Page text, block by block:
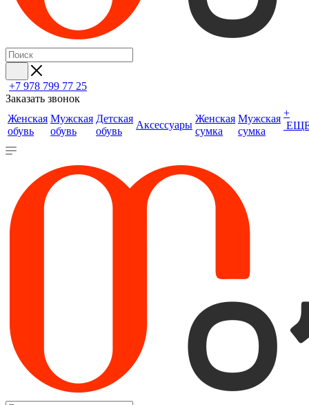
+7 978 799 77 25
Заказать звонок
Женская
обувь
Мужская
обувь
Детская
обувь
Аксессуары
Женская
сумка
Мужская
сумка
+